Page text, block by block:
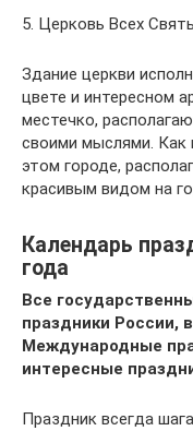
5. Церковь Всех
Здание церкви
цвете и интересном
местечко,
своими мыслями. Как
этом городе,
красивым видом на
Календарь
года
Все
праздники России,
Международные
интересные
Праздник всегда